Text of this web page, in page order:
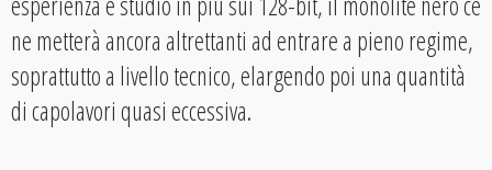
ne metterà ancora altrettanti ad entrare a pieno regime,
soprattutto a livello tecnico, elargendo poi una quantità
di capolavori quasi eccessiva.